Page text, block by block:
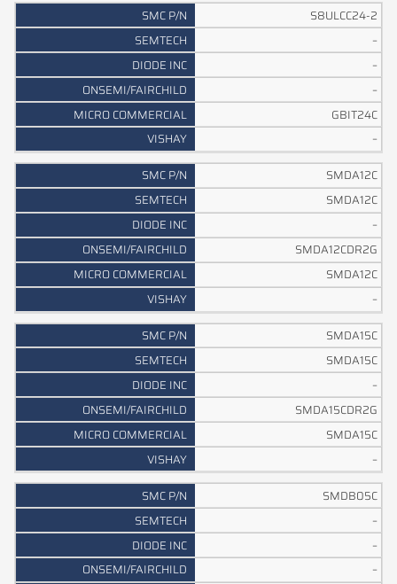
S8ULCC24-2
–
–
–
GBIT24C
–
SMDA12C
SMDA12C
–
SMDA12CDR2G
SMDA12C
–
SMDA15C
SMDA15C
–
SMDA15CDR2G
SMDA15C
–
SMDB05C
–
–
–